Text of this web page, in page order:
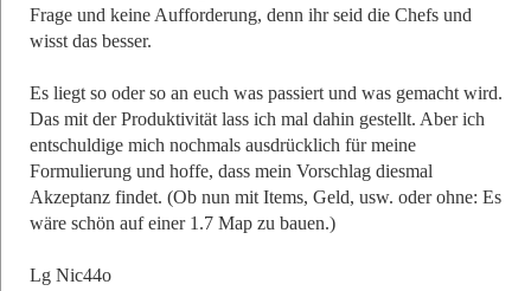
Frage und keine Aufforderung, denn ihr seid die Chefs und
wisst das besser.
Es liegt so oder so an euch was passiert und was gemacht wird.
Das mit der Produktivität lass ich mal dahin gestellt. Aber ich
entschuldige mich nochmals ausdrücklich für meine
Formulierung und hoffe, dass mein Vorschlag diesmal
Akzeptanz findet. (Ob nun mit Items, Geld, usw. oder ohne: Es
wäre schön auf einer 1.7 Map zu bauen.)
Lg Nic44o